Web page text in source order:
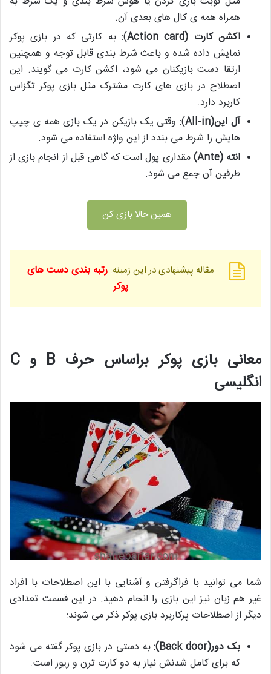
همراه همه ی کال های بعدی آن.
اکشن کارت (Action card): به کارتی که در بازی پوکر
نمایش داده شده و باعث شرط بندی قابل توجه و همچنین
ارتقا دست بازیکنان می شود، اکشن کارت می گویند. این
اصطلاح در بازی های کارت مشترک مثل بازی پوکر تگزاس
کاربرد دارد.
آل این(All-in): وقتی یک بازیکن در یک بازی همه ی چیپ
هایش را شرط می بندد از این واژه استفاده می شود.
انته (Ante
)مقداری پول است که گاهی قبل از انجام بازی از
طرفین آن جمع می شود.
همین حالا بازی کن
مقاله پیشنهادی در این زمینه:رتبه بندی دست های
پوکر
معانی بازی پوکر براساس حرف B و C
انگلیسی
شما می توانید با فراگرفتن و آشنایی با این اصطلاحات با افراد
غیر هم زبان نیز این بازی را انجام دهید. در این قسمت تعدادی
دیگر از اصطلاحات پرکاربرد بازی پوکر ذکر می شوند:
بک دور(Back door
):به دستی در بازی پوکر گفته می شود
که برای کامل شدنش نیاز به دو کارت ترن و ریور است.